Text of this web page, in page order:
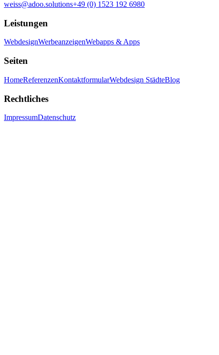
weiss@adoo.solutions+49 (0) 1523 192 6980
Leistungen
WebdesignWerbeanzeigenWebapps & Apps
Seiten
HomeReferenzenKontaktformularWebdesign StädteBlog
Rechtliches
ImpressumDatenschutz